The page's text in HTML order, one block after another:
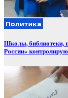
Политика
Школы, библиотеки,
России»